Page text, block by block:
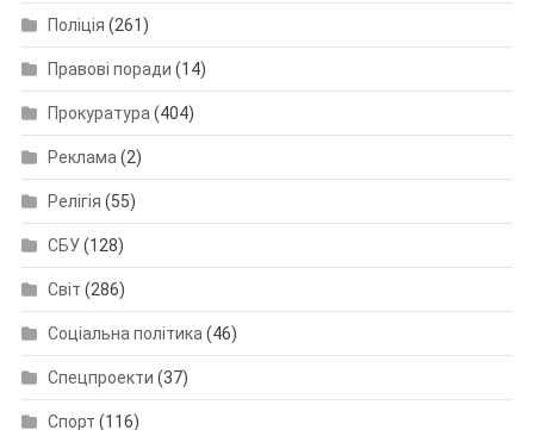
Поліція (261)
Правові поради (14)
Прокуратура(404)
Реклама(2)
Релігія (55)
СБУ(128)
Світ (286)
Соціальна політика(46)
Спецпроекти (37)
Спорт (116)